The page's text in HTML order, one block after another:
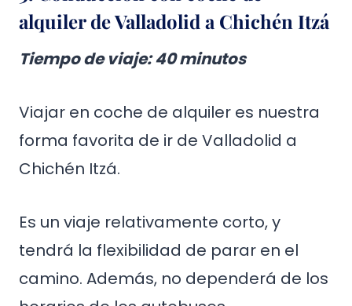
alquiler de Valladolid a Chichén Itzá
Tiempo de viaje: 40 minutos
Viajar en coche de alquiler es nuestra
forma favorita de ir de Valladolid a
Chichén Itzá.
Es un viaje relativamente corto, y
tendrá la flexibilidad de parar en el
camino. Además, no dependerá de los